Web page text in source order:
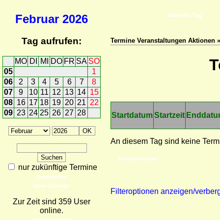
Februar 2026
Tag aufrufen:
MO DI MI DO FR SA SO
05
1
06
2 3 4 5 6 7
8
07
9 10 11 12 13 14 15
08 16 17 18 19 20 21 22
09 23 24 25 26 27 28
nur zukünftige Termine
Detailsuche
Neue Einträge
Zur Zeit sind 359 User
online.
Aktueller Tag
Termine Veranstaltungen Aktionen
StartdatumStartzeit
An diesem Tag sind keine
Druckvorschau
Filteroptionen anzeigen/